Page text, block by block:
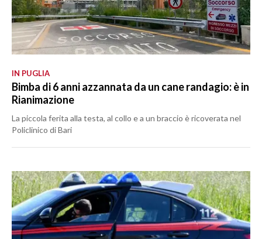
IN PUGLIA
Bimba di 6 anni azzannata da un cane randagio: è in
Rianimazione
La piccola ferita alla testa, al collo e a un braccio è ricoverata nel
Policlinico di Bari